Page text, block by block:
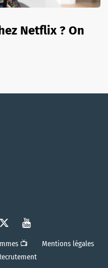
Netflix ? On
📺
Mentions légales